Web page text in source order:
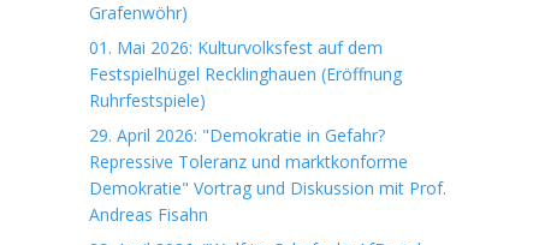
Grafenwöhr)
01. Mai 2026: Kulturvolksfest auf dem
Festspielhügel Recklinghauen (Eröffnung
Ruhrfestspiele)
29. April 2026: "Demokratie in Gefahr?
Repressive Toleranz und marktkonforme
Demokratie" Vortrag und Diskussion mit Prof.
Andreas Fisahn